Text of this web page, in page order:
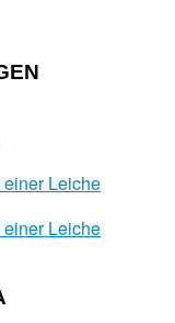
einer Leiche
einer Leiche